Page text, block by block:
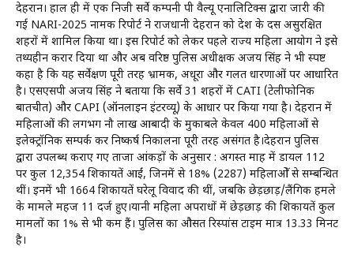
देहरादून। हाल ही में एक निजी सर्वे कम्पनी पी वैल्यू एनालिटिक्स द्वारा जारी की
गई NARI-2025 नामक रिपोर्ट ने राजधानी देहरादून को देश के दस असुरक्षित
शहरों में शामिल किया था। इस रिपोर्ट को लेकर पहले राज्य महिला आयोग ने इसे
तथ्यहीन करार दिया था और अब वरिष्ठ पुलिस अधीक्षक अजय सिंह ने भी स्पष्ट
कहा है कि यह सर्वेक्षण पूरी तरह भ्रामक, अधूरा और गलत धारणाओं पर आधारित
है। एसएसपी अजय सिंह ने बताया कि सर्वे 31 शहरों में CATI (टेलीफोनिक
बातचीत) और CAPI (ऑनलाइन इंटरव्यू) के आधार पर किया गया है। देहरादून में
महिलाओं की लगभग नौ लाख आबादी के मुकाबले केवल 400 महिलाओं से
इलेक्ट्रॉनिक सम्पर्क कर निष्कर्ष निकालना पूरी तरह असंगत है।देहरादून पुलिस
द्वारा उपलब्ध कराए गए ताजा आंकड़ों के अनुसार : अगस्त माह में डायल 112
पर कुल 12,354 शिकायतें आईं, जिनमें से 18% (2287) महिलाओें से सम्बन्धित
थीं। इनमें भी 1664 शिकायतें घरेलू विवाद की थीं, जबकि छेड़छाड़/लैंगिक हमले
के मामले महज 11 दर्ज हुए।यानी महिला अपराधों में छेड़छाड़ की शिकायतें कुल
मामलों का 1% से भी कम हैं। पुलिस का औसत रिस्पांस टाइम मात्र 13.33 मिनट
है।